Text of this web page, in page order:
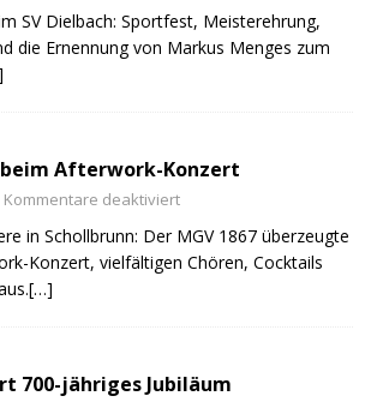
SV Dielbach: Sportfest, Meisterehrung,
die Ernennung von Markus Menges zum
Afterwork-Konzert
Kommentare deaktiviert
in Schollbrunn: Der MGV 1867 überzeugte
Konzert, vielfältigen Chören, Cocktails
700-jähriges Jubiläum